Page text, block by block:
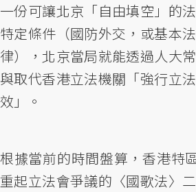
一份可讓北京「自由填空」的
特定條件（國防外交，或基本
律），北京當局就能透過人大
與取代香港立法機關「強行立
效」。
根據當前的時間盤算，香港特
重起立法會爭議的〈國歌法〉